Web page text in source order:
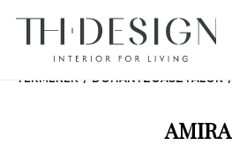
TERMÉKEK DOHÁNYZÓASZTALOK
AMIRA